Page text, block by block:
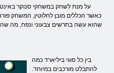
על מנת לשחק במשחקי סנוקר
כאשר הכללים מובן לחלוטין, המשחק
שהוא עשה בתרשים צבעוני ונפח, מה
בין כל סוגי ביליארד כמה
להתבלט מורכבים במיוחד.